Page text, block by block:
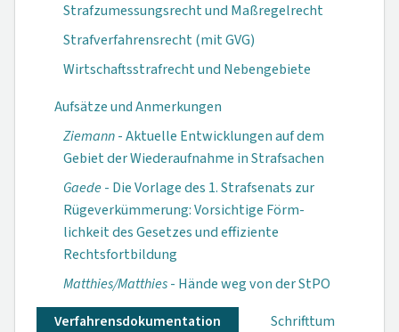
Strafzumessungsrecht und Maßregelrecht
Strafverfahrensrecht (mit GVG)
Wirtschaftsstrafrecht und Nebengebiete
Aufsätze und Anmerkungen
Ziemann- Aktuelle Entwicklungen auf dem
Gebiet der Wiederaufnahme in Strafsachen
Gaede- Die Vor­lage des 1. Straf­senats zur
Rüge­verkümmerung: Vorsichtige Förm­
lichkeit des Ge­setzes und effi­ziente
Rechtsfort­bildung
Matthies/Matthies- Hände weg von der StPO
Verfahrensdokumen­tation
Schrifttum